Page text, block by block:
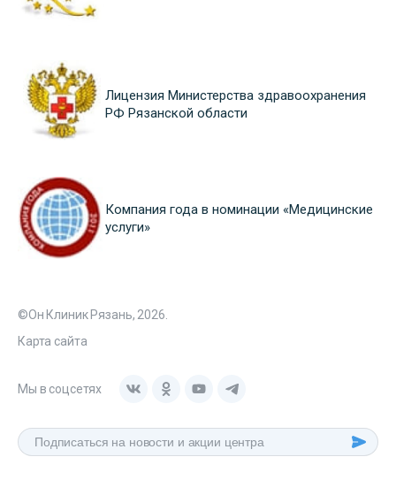
Лицензия Министерства здравоохранения
РФ Рязанской области
Компания года в номинации «Медицинские
услуги»
©Он Клиник Рязань, 2026.
Карта сайта
Мы в соцсетях